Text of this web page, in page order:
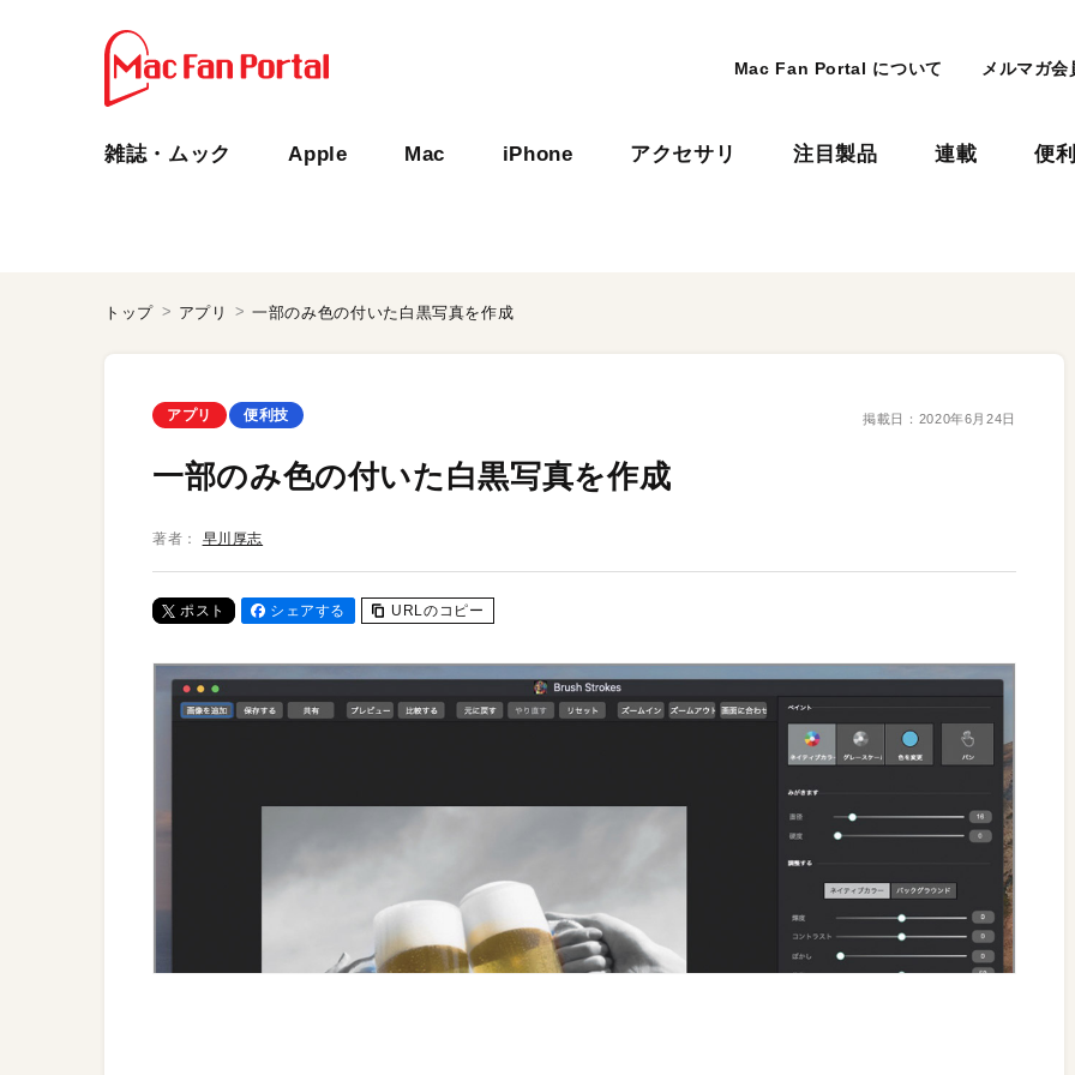
Mac Fan Portal について メルマガ会
雑誌・ムック Apple Mac iPhone アクセサリ 注目製品 連載 便
トップ アプリ 一部のみ色の付いた白黒写真を作成
アプリ 便利技 掲載日： 2020年6月24日
一部のみ色の付いた白黒写真を作成
著者： 早川厚志
ポスト シェアする URLのコピー